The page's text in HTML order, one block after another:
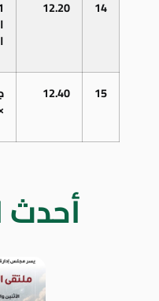
14
12.20
15
12.40
أحدث